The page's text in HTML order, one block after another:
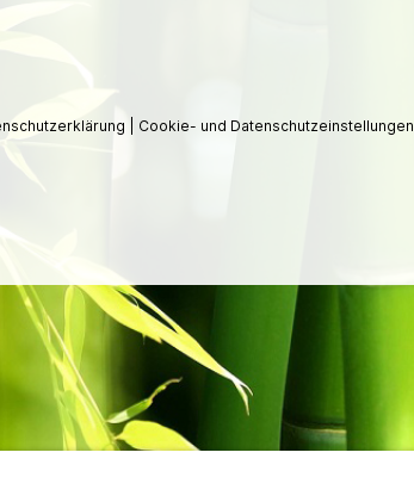
Cookie- und Datenschutzeinstellungen